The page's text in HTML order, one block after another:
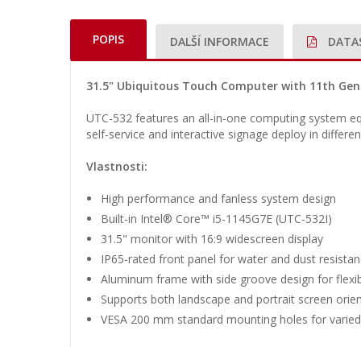
POPIS DALŠÍ INFORMACE
31.5" Ubiquitous Touch Computer with 11th
UTC-532 features an all-in-one computing system
self-service and interactive signage deploy in
Vlastnosti:
High performance and fanless system design
Built-in Intel® Core™ i5-1145G7E (UTC-532I)
31.5" monitor with 16:9 widescreen display
IP65-rated front panel for water and dust
Aluminum frame with side groove design for
Supports both landscape and portrait screen
VESA 200 mm standard mounting holes for